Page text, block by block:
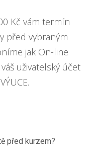
Kč vám termín
před vybraným
jak On-line
uživatelský účet
před kurzem?